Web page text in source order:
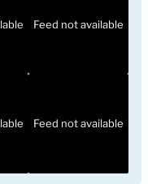
Feed not available
Feed not available